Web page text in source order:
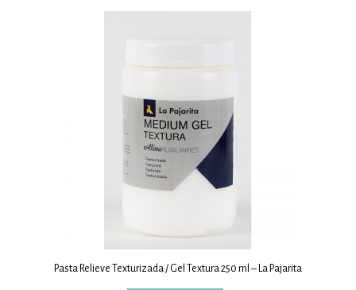
Pasta Relieve Texturizada / Gel Textura 250 ml – La Pajarita